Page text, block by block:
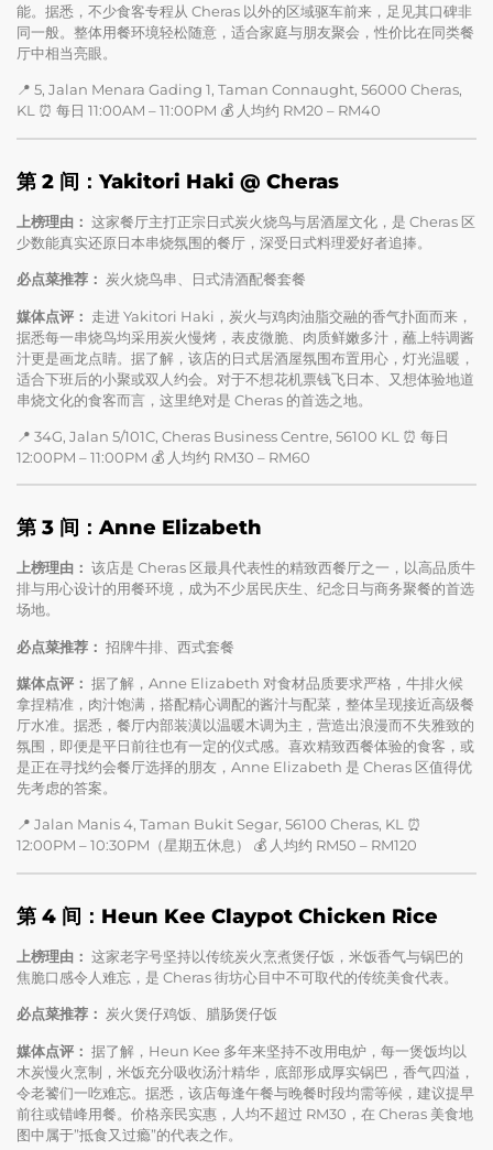
能。据悉，不少食客专程从 Cheras 以外的区域驱车前来，足见其口碑非
同一般。整体用餐环境轻松随意，适合家庭与朋友聚会，性价比在同类餐
厅中相当亮眼。
📍 5, Jalan Menara Gading 1, Taman Connaught, 56000 Cheras,
KL ⏰ 每日 11:00AM – 11:00PM 💰 人均约 RM20 – RM40
第 2 间：Yakitori Haki @ Cheras
上榜理由： 这家餐厅主打正宗日式炭火烧鸟与居酒屋文化，是 Cheras 区
少数能真实还原日本串烧氛围的餐厅，深受日式料理爱好者追捧。
必点菜推荐： 炭火烧鸟串、日式清酒配餐套餐
媒体点评： 走进 Yakitori Haki，炭火与鸡肉油脂交融的香气扑面而来，
据悉每一串烧鸟均采用炭火慢烤，表皮微脆、肉质鲜嫩多汁，蘸上特调酱
汁更是画龙点睛。据了解，该店的日式居酒屋氛围布置用心，灯光温暖，
适合下班后的小聚或双人约会。对于不想花机票钱飞日本、又想体验地道
串烧文化的食客而言，这里绝对是 Cheras 的首选之地。
📍 34G, Jalan 5/101C, Cheras Business Centre, 56100 KL ⏰ 每日
12:00PM – 11:00PM 💰 人均约 RM30 – RM60
第 3 间：Anne Elizabeth
上榜理由： 该店是 Cheras 区最具代表性的精致西餐厅之一，以高品质牛
排与用心设计的用餐环境，成为不少居民庆生、纪念日与商务聚餐的首选
场地。
必点菜推荐： 招牌牛排、西式套餐
媒体点评： 据了解，Anne Elizabeth 对食材品质要求严格，牛排火候
拿捏精准，肉汁饱满，搭配精心调配的酱汁与配菜，整体呈现接近高级餐
厅水准。据悉，餐厅内部装潢以温暖木调为主，营造出浪漫而不失雅致的
氛围，即便是平日前往也有一定的仪式感。喜欢精致西餐体验的食客，或
是正在寻找约会餐厅选择的朋友，Anne Elizabeth 是 Cheras 区值得优
先考虑的答案。
📍 Jalan Manis 4, Taman Bukit Segar, 56100 Cheras, KL ⏰
12:00PM – 10:30PM（星期五休息） 💰 人均约 RM50 – RM120
第 4 间：Heun Kee Claypot Chicken Rice
上榜理由： 这家老字号坚持以传统炭火烹煮煲仔饭，米饭香气与锅巴的
焦脆口感令人难忘，是 Cheras 街坊心目中不可取代的传统美食代表。
必点菜推荐： 炭火煲仔鸡饭、腊肠煲仔饭
媒体点评： 据了解，Heun Kee 多年来坚持不改用电炉，每一煲饭均以
木炭慢火烹制，米饭充分吸收汤汁精华，底部形成厚实锅巴，香气四溢，
令老饕们一吃难忘。据悉，该店每逢午餐与晚餐时段均需等候，建议提早
前往或错峰用餐。价格亲民实惠，人均不超过 RM30，在 Cheras 美食地
图中属于”抵食又过瘾”的代表之作。